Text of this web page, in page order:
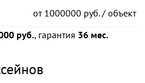
от1000000 руб. / объект
руб., гарантия 36 мес.